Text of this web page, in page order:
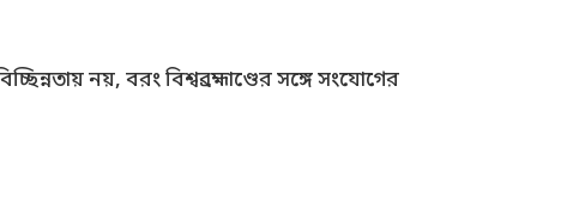
নয়, বরং বিশ্বব্রহ্মাণ্ডের সঙ্গে সংযোগের